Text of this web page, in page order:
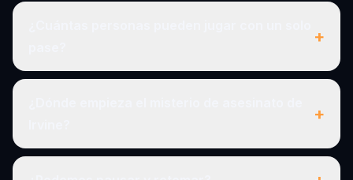
+
+